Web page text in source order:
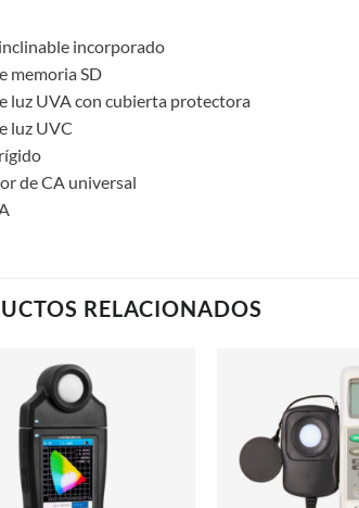
incorporado
memoria SD
luz UVA con cubierta protectora
luz UVC
de CA universal
RELACIONADOS